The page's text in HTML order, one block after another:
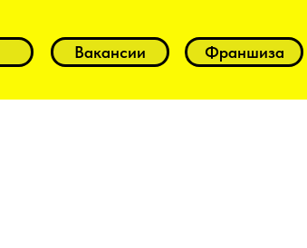
Вакансии Франшиза